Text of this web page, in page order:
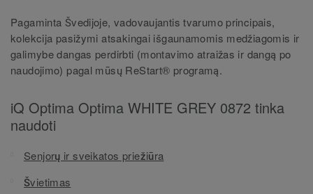
Pagaminta Švedijoje, vadovaujantis tvarumo principais,
kolekcija pasižymi atsakingai išgaunamomis medžiagomis ir
galimybe dangas perdirbti (montavimo atraižas ir dangą po
naudojimo) pagal mūsų ReStart® programą.
iQ Optima Optima WHITE GREY 0872 tinka
naudoti
Senjorų ir sveikatos priežiūra
Švietimas